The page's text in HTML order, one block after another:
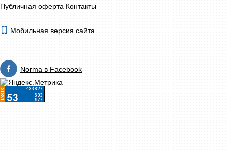
Публичная оферта Контакты
Мобильная версия сайта
Norma в Facebook